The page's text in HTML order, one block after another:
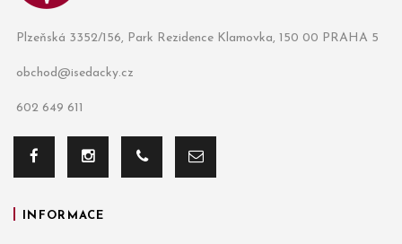
Plzeňská 3352/156, Park Rezidence Klamovka, 150 00 PRAHA 5
obchod@isedacky.cz
602 649 611
INFORMACE